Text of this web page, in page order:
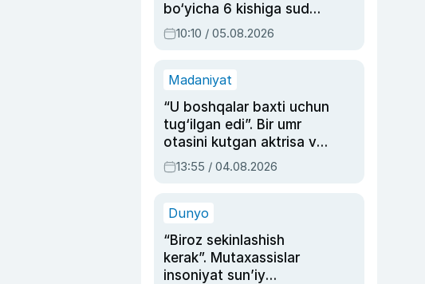
bo‘yicha 6 kishiga sud
hukmi o‘qildi
10:10 / 05.08.2026
Madaniyat
“U boshqalar baxti uchun
tug‘ilgan edi”. Bir umr
otasini kutgan aktrisa va
dublyaj ustasi Rimma
Ahmedovaning
13:55 / 04.08.2026
Dunyo
“Biroz sekinlashish
kerak”. Mutaxassislar
insoniyat sun’iy